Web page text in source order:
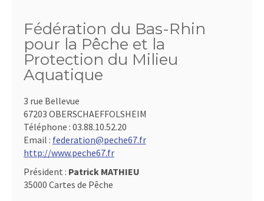
Fédération du Bas-Rhin
pour la Pêche et la
Protection du Milieu
Aquatique
3 rue Bellevue
67203 OBERSCHAEFFOLSHEIM
Téléphone : 03.88.10.52.20
Email : federation@peche67.fr
http://www.peche67.fr
Président : Patrick MATHIEU
35000 Cartes de Pêche